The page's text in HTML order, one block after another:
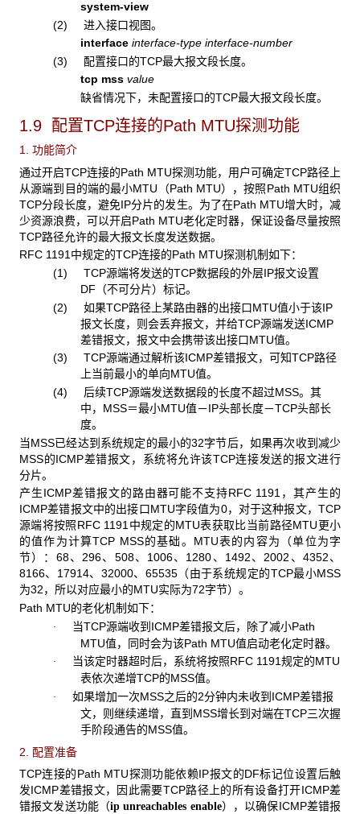
system-view
(2) 进入接口视图。
interfaceinterface-type interface-number
(3) 配置接口的TCP最大报文段长度。
tcp mss value
缺省情况下，未配置接口的TCP最大报文段长度。
1.9 配置TCP连接的Path MTU探测功能
1. 功能简介
通过开启TCP连接的Path MTU探测功能，用户可确定TCP路径上
从源端到目的端的最小MTU（Path MTU），按照Path MTU组织
TCP分段长度，避免IP分片的发生。为了在Path MTU增大时，减
少资源浪费，可以开启Path MTU老化定时器，保证设备尽量按照
TCP路径允许的最大报文长度发送数据。
RFC 1191中规定的TCP连接的Path MTU探测机制如下：
(1) TCP源端将发送的TCP数据段的外层IP报文设置
DF（不可分片）标记。
(2) 如果TCP路径上某路由器的出接口MTU值小于该IP
报文长度，则会丢弃报文，并给TCP源端发送ICMP
差错报文，报文中会携带该出接口MTU值。
(3) TCP源端通过解析该ICMP差错报文，可知TCP路径
上当前最小的单向MTU值。
(4) 后续TCP源端发送数据段的长度不超过MSS。其
中，MSS＝最小MTU值－IP头部长度－TCP头部长
度。
当MSS已经达到系统规定的最小的32字节后，如果再次收到减少
MSS的ICMP差错报文，系统将允许该TCP连接发送的报文进行
分片。
产生ICMP差错报文的路由器可能不支持RFC 1191，其产生的
ICMP差错报文中的出接口MTU字段值为0，对于这种报文，TCP
源端将按照RFC 1191中规定的MTU表获取比当前路径MTU更小
的值作为计算TCP MSS的基础。MTU表的内容为（单位为字
节）：68、296、508、1006、1280、1492、2002、4352、
8166、17914、32000、65535（由于系统规定的TCP最小MSS
为32，所以对应最小的MTU实际为72字节）。
Path MTU的老化机制如下：
· 当TCP源端收到ICMP差错报文后，除了减小Path
MTU值，同时会为该Path MTU值启动老化定时器。
· 当该定时器超时后，系统将按照RFC 1191规定的MTU
表依次递增TCP的MSS值。
· 如果增加一次MSS之后的2分钟内未收到ICMP差错报
文，则继续递增，直到MSS增长到对端在TCP三次握
手阶段通告的MSS值。
2. 配置准备
TCP连接的Path MTU探测功能依赖IP报文的DF标记位设置后触
发ICMP差错报文，因此需要TCP路径上的所有设备打开ICMP差
错报文发送功能（ip unreachables enable），以确保ICMP差错报